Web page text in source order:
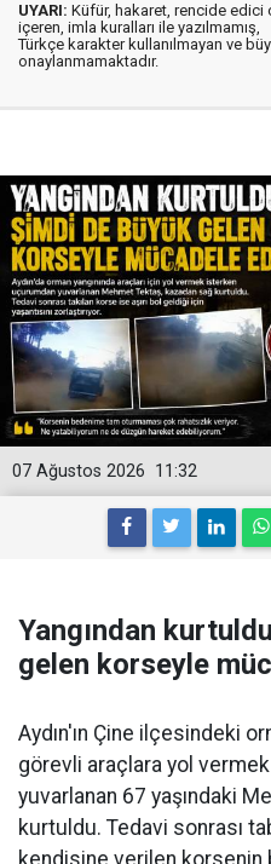
UYARI: Küfür, hakaret, rencide edici
içeren, imla kuralları ile yazılmamış,
Türkçe karakter kullanılmayan ve
onaylanmamaktadır.
11:32
07 Ağustos 2026
Yangından
gelen korseyle
Aydın'ın Çine ilçesindeki
görevli araçlara yol
yuvarlanan 67 yaşındaki
kurtuldu. Tedavi sonrası